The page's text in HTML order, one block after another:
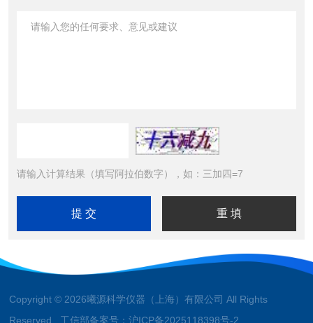
请输入计算结果（填写阿拉伯数字），如：三加四=7
Copyright © 2026曦源科学仪器（上海）有限公司 All Rights
Reserved 工信部备案号：沪ICP备2025118398号-2